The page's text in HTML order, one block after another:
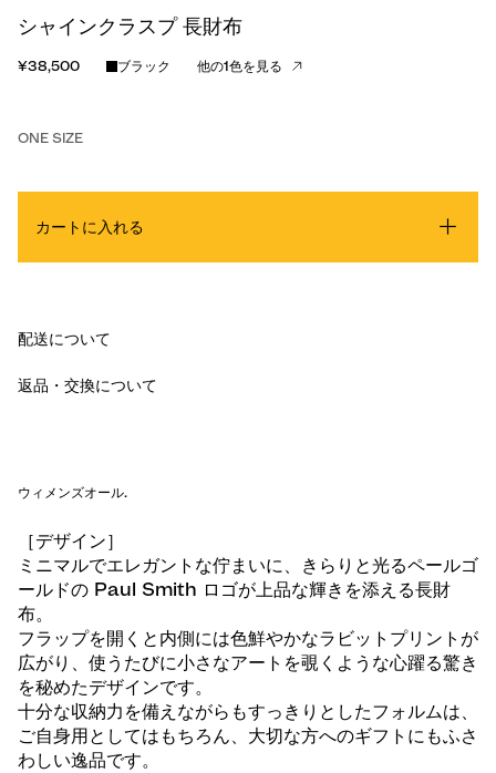
シャインクラスプ 長財布
¥38,500 ブラック 他の1色を見る
ONE SIZE
カートに入れる
配送について
返品・交換について
ウィメンズオール.
［デザイン］
ミニマルでエレガントな佇まいに、きらりと光るペールゴ
ールドの Paul Smith ロゴが上品な輝きを添える長財
布。
フラップを開くと内側には色鮮やかなラビットプリントが
広がり、使うたびに小さなアートを覗くような心躍る驚き
を秘めたデザインです。
十分な収納力を備えながらもすっきりとしたフォルムは、
ご自身用としてはもちろん、大切な方へのギフトにもふさ
わしい逸品です。